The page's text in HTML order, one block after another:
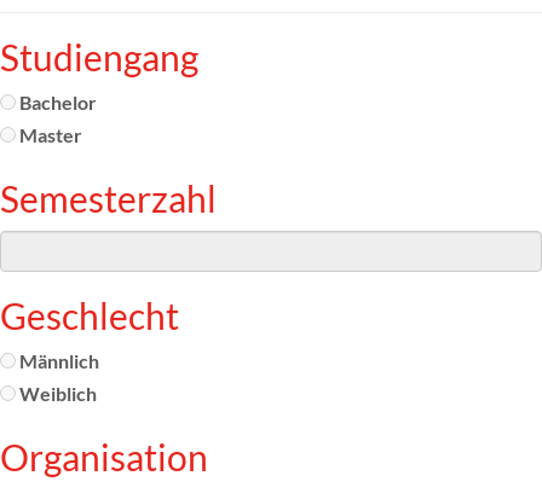
Studiengang
Bachelor
Master
Semesterzahl
Geschlecht
Männlich
Weiblich
Organisation